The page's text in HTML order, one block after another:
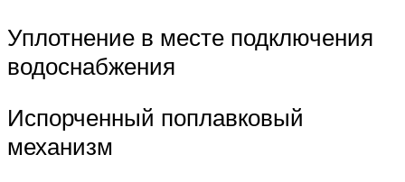
Уплотнение в месте подключения
водоснабжения
Испорченный поплавковый
механизм